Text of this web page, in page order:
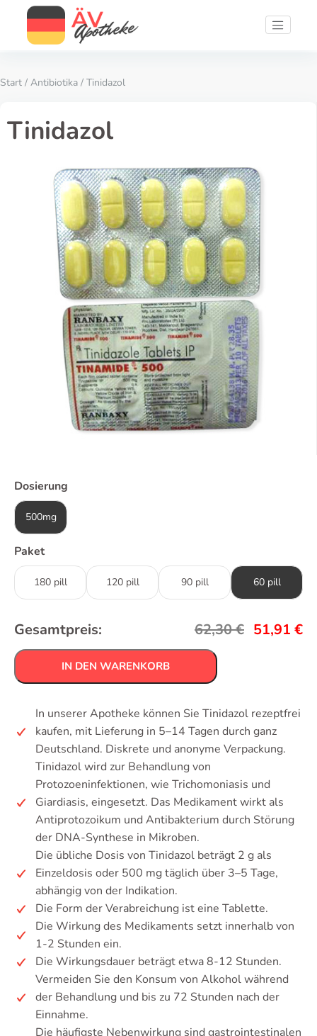
Start / Antibiotika / Tinidazol
Tinidazol
Dosierung
500mg
Paket
180 pill 120 pill 90 pill 60 pill
Gesamtpreis: 62,30€ 51,91 €
IN DEN WARENKORB
In unserer Apotheke können Sie Tinidazol rezeptfrei
kaufen, mit Lieferung in 5–14 Tagen durch ganz
Deutschland. Diskrete und anonyme Verpackung.
Tinidazol wird zur Behandlung von
Protozoeninfektionen, wie Trichomoniasis und
Giardiasis, eingesetzt. Das Medikament wirkt als
Antiprotozoikum und Antibakterium durch Störung
der DNA-Synthese in Mikroben.
Die übliche Dosis von Tinidazol beträgt 2 g als
Einzeldosis oder 500 mg täglich über 3–5 Tage,
abhängig von der Indikation.
Die Form der Verabreichung ist eine Tablette.
Die Wirkung des Medikaments setzt innerhalb von
1-2 Stunden ein.
Die Wirkungsdauer beträgt etwa 8-12 Stunden.
Vermeiden Sie den Konsum von Alkohol während
der Behandlung und bis zu 72 Stunden nach der
Einnahme.
Die häufigste Nebenwirkung sind gastrointestinalen